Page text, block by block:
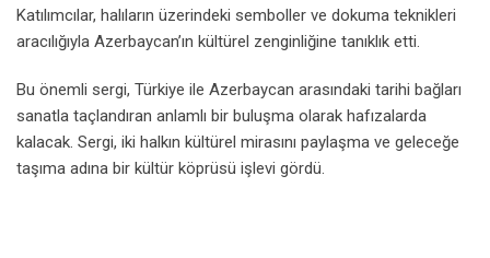
Katılımcılar, halıların üzerindeki semboller ve dokuma teknikleri
aracılığıyla Azerbaycan’ın kültürel zenginliğine tanıklık etti.
Bu önemli sergi, Türkiye ile Azerbaycan arasındaki tarihi bağları
sanatla taçlandıran anlamlı bir buluşma olarak hafızalarda
kalacak. Sergi, iki halkın kültürel mirasını paylaşma ve geleceğe
taşıma adına bir kültür köprüsü işlevi gördü.